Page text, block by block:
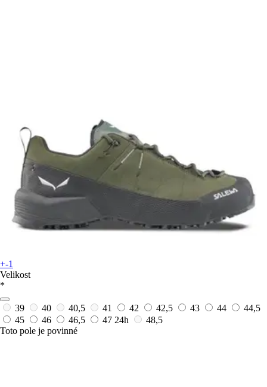
+-1
Velikost
*
39 40 40,5 41 42 42,5 43 44
44,5
45
46 46,5 47 24h
48,5
Toto pole je povinné